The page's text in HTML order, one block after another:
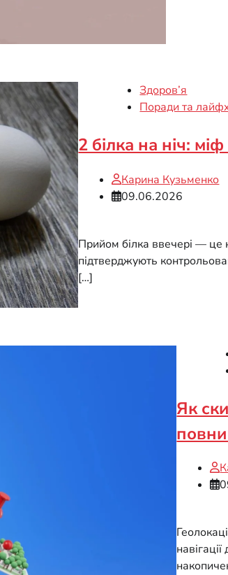
Здоров’я
Поради та
2 білка на ніч:
Карина Кузьменко
09.06.2026
Прийом білка ввечері — це
підтверджують
[…]
Як